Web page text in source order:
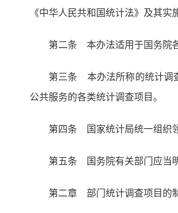
《中华人民共和国统计法》及其
第二条 本办法适用于国务院
第三条 本办法所称的统计调
公共服务的各类统计调查项目。
第四条 国家统计局统一组织
第五条 国务院有关部门应当
第二章 部门统计调查项目的